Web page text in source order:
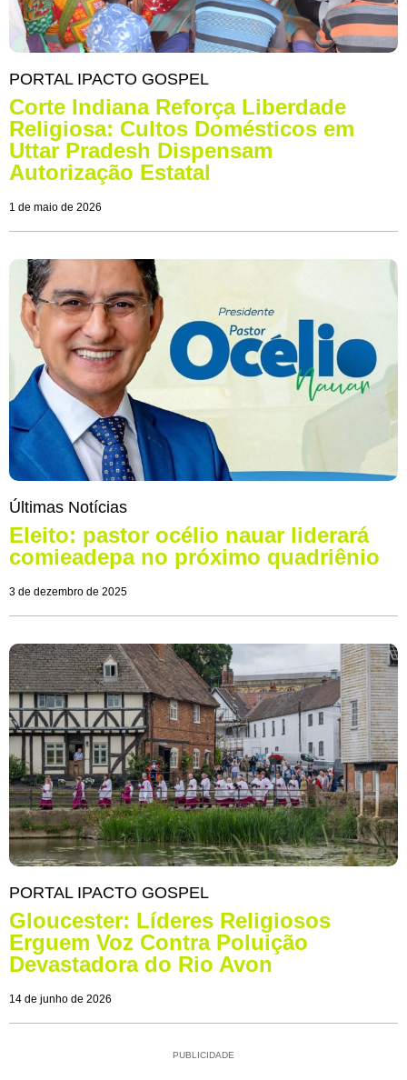
PORTAL IPACTO GOSPEL
Corte Indiana Reforça Liberdade
Religiosa: Cultos Domésticos em
Uttar Pradesh Dispensam
Autorização Estatal
1 de maio de 2026
Últimas Notícias
Eleito: pastor océlio nauar liderará
comieadepa no próximo quadriênio
3 de dezembro de 2025
PORTAL IPACTO GOSPEL
Gloucester: Líderes Religiosos
Erguem Voz Contra Poluição
Devastadora do Rio Avon
14 de junho de 2026
PUBLICIDADE